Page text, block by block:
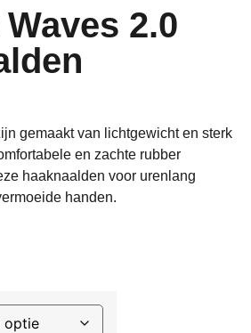
2.0
gemaakt van lichtgewicht en sterk
en zachte rubber
haaknaalden voor urenlang
handen.